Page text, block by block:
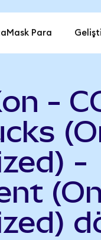
Para
-
-